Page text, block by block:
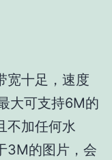
宽十足，速度
大可支持6M的
不加任何水
3M的图片，会